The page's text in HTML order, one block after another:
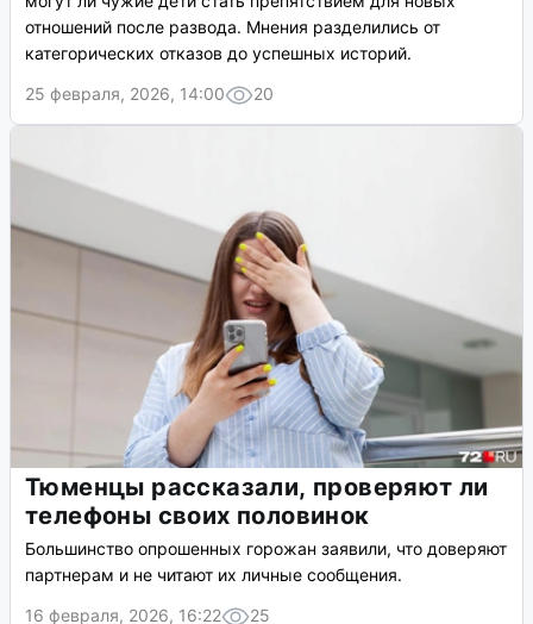
отношений после развода. Мнения разделились от
категорических отказов до успешных историй.
25 февраля, 2026, 14:00
20
Тюменцы рассказали, проверяют ли
телефоны своих половинок
Большинство опрошенных горожан заявили, что доверяют
партнерам и не читают их личные сообщения.
16 февраля, 2026, 16:22
25